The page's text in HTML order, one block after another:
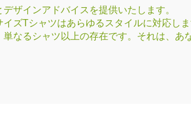
ザインアドバイスを提供いたします。
ズTシャツはあらゆるスタイルに対応
なるシャツ以上の存在です。それは、